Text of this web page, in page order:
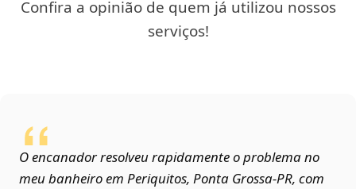
Confira a opinião de quem já utilizou nossos
serviços!
O encanador resolveu rapidamente o problema no
meu banheiro em Periquitos, Ponta Grossa‑PR, com